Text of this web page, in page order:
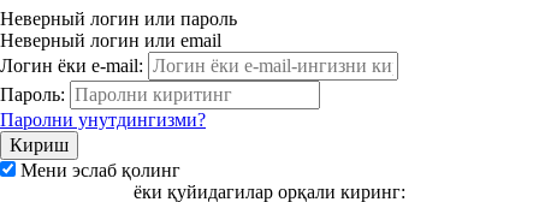
Неверный логин или пароль
Неверный логин или email
Логин ёки e-mail:
Пароль:
Паролни унутдингизми?
Мени эслаб қолинг
ёки қуйидагилар орқали киринг: